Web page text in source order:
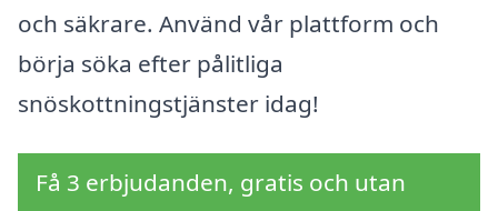
och säkrare. Använd vår plattform och
börja söka efter pålitliga
snöskottningstjänster idag!
Få 3 erbjudanden, gratis och utan